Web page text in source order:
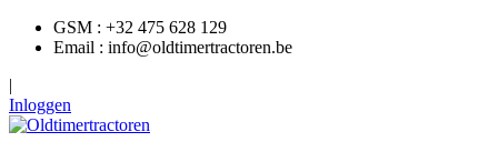
GSM : +32 475 628 129
Email : info@oldtimertractoren.be
|
Inloggen